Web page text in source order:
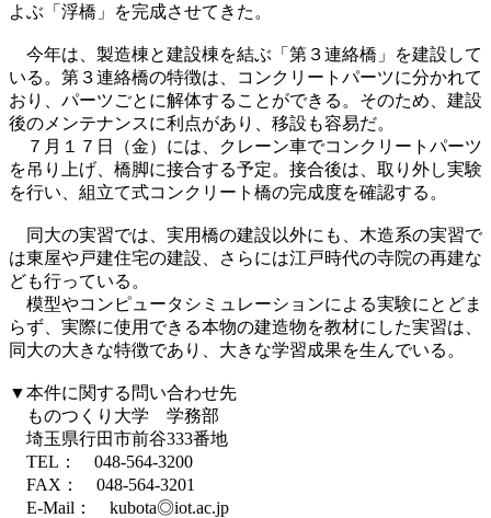
よぶ「浮橋」を完成させてきた。
今年は、製造棟と建設棟を結ぶ「第３連絡橋」を建設して
いる。第３連絡橋の特徴は、コンクリートパーツに分かれて
おり、パーツごとに解体することができる。そのため、建設
後のメンテナンスに利点があり、移設も容易だ。
７月１７日（金）には、クレーン車でコンクリートパーツ
を吊り上げ、橋脚に接合する予定。接合後は、取り外し実験
を行い、組立て式コンクリート橋の完成度を確認する。
同大の実習では、実用橋の建設以外にも、木造系の実習で
は東屋や戸建住宅の建設、さらには江戸時代の寺院の再建な
ども行っている。
模型やコンピュータシミュレーションによる実験にとどま
らず、実際に使用できる本物の建造物を教材にした実習は、
同大の大きな特徴であり、大きな学習成果を生んでいる。
▼本件に関する問い合わせ先
ものつくり大学 学務部
埼玉県行田市前谷333番地
TEL： 048-564-3200
FAX： 048-564-3201
E-Mail： kubota◎iot.ac.jp